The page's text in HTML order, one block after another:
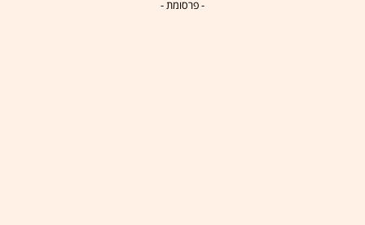
- פרסומת -